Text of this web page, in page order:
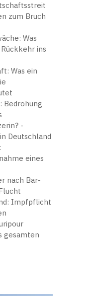
zum Bruch
Was
ins
Was ein
Bedrohung
-
Deutschland
eines
nach Bar-
Impfpflicht
gesamten